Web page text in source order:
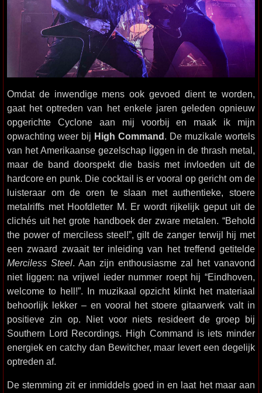
Omdat de inwendige mens ook gevoed dient te worden,
gaat het optreden van het enkele jaren geleden opnieuw
opgerichte Cyclone aan mij voorbij en maak ik mijn
opwachting weer bij High Command . De muzikale wortels
van het Amerikaanse gezelschap liggen in de thrash metal,
maar de band doorspekt die basis met invloeden uit de
hardcore en punk. Die cocktail is er vooral op gericht om de
luisteraar om de oren te slaan met authentieke, stoere
metalriffs met Hoofdletter M. Er wordt rijkelijk geput uit de
clichés uit het grote handboek der zware metalen. “Behold
the power of merciless steel!”, gilt de zanger terwijl hij met
een zwaard zwaait ter inleiding van het treffend getitelde
Merciless Steel. Aan zijn enthousiasme zal het vanavond
niet liggen: na vrijwel ieder nummer roept hij “Eindhoven,
welcome to hell!”. In muzikaal opzicht klinkt het materiaal
behoorlijk lekker – en vooral het stoere gitaarwerk valt in
positieve zin op. Niet voor niets resideert de groep bij
Southern Lord Recordings. High Command is iets minder
energiek en catchy dan Bewitcher, maar levert een degelijk
optreden af.
De stemming zit er inmiddels goed in en laat het maar aan